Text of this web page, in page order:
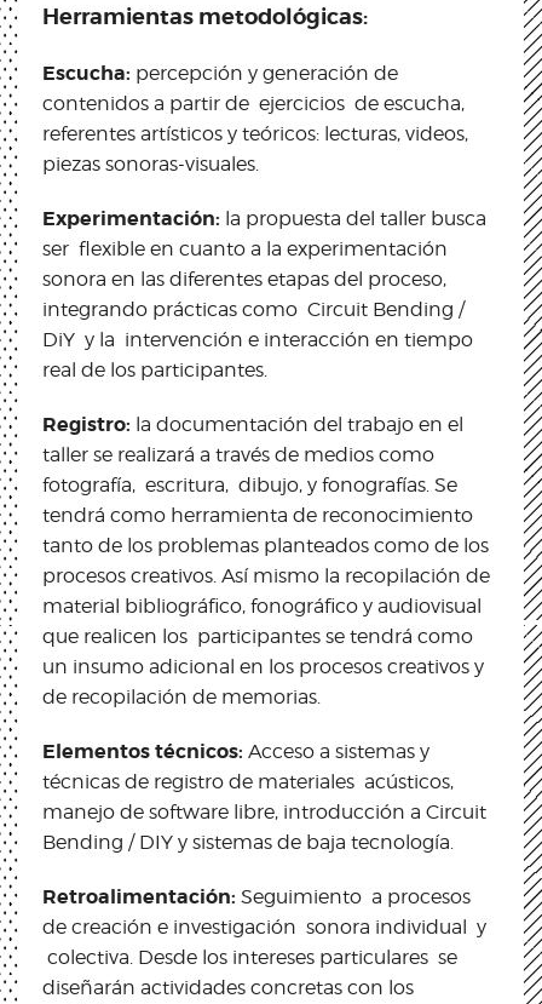
Herramientas metodológicas:
Escucha: percepción y generación de
contenidos a partir de ejercicios de escucha,
referentes artísticos y teóricos: lecturas, videos,
piezas sonoras-visuales.
Experimentación: la propuesta del taller busca
ser flexible en cuanto a la experimentación
sonora en las diferentes etapas del proceso,
integrando prácticas como Circuit Bending /
DiY y la intervención e interacción en tiempo
real de los participantes.
Registro: la documentación del trabajo en el
taller se realizará a través de medios como
fotografía, escritura, dibujo, y fonografías. Se
tendrá como herramienta de reconocimiento
tanto de los problemas planteados como de los
procesos creativos. Así mismo la recopilación de
material bibliográfico, fonográfico y audiovisual
que realicen los participantes se tendrá como
un insumo adicional en los procesos creativos y
de recopilación de memorias.
Elementos técnicos: Acceso a sistemas y
técnicas de registro de materiales acústicos,
manejo de software libre, introducción a Circuit
Bending / DIY y sistemas de baja tecnología.
Retroalimentación: Seguimiento a procesos
de creación e investigación sonora individual y
colectiva. Desde los intereses particulares se
diseñarán actividades concretas con los